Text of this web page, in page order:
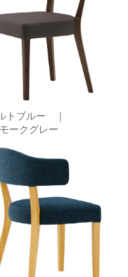
ルトブルー ｜
ークグレー